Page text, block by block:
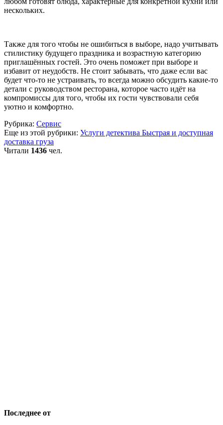
нескольких.
Также для того чтобы не ошибиться в выборе, надо учитывать
стилистику будущего праздника и возрастную категорию
приглашённых гостей. Это очень поможет при выборе и
избавит от неудобств. Не стоит забывать, что даже если вас
будет что-то не устраивать, то всегда можно обсудить какие-то
детали с руководством ресторана, которое часто идёт на
компромиссы для того, чтобы их гости чувствовали себя
уютно и комфортно.
Рубрика: Сервис
Еще из этой рубрики: Услуги детектива Быстрая и доступная
доставка груза
Читали 1436 чел.
Последнее от